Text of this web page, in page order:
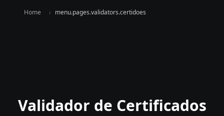
Home menu.pages.validators.certidoes
Validador de Certificados